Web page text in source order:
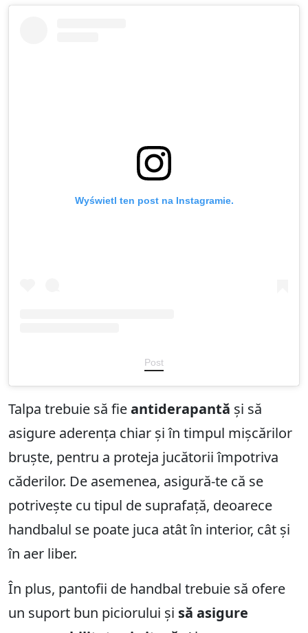
Wyświetl ten post na Instagramie.
Post
Talpa trebuie să fieantiderapantă și să
asigure aderența chiar și în timpul mișcărilor
bruște, pentru a proteja jucătorii împotriva
căderilor. De asemenea, asigură-te că se
potrivește cu tipul de suprafață, deoarece
handbalul se poate juca atât în interior, cât și
în aer liber.
În plus, pantofii de handbal trebuie să ofere
un suport bun piciorului și să asigure